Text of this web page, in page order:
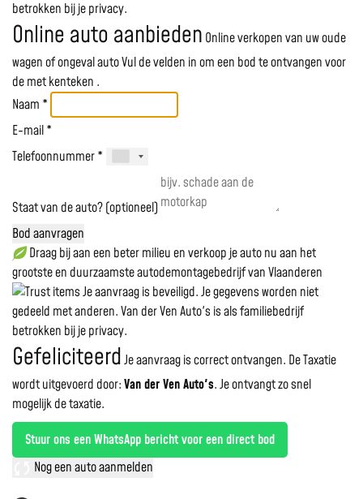
betrokken bij je privacy.
Online auto aanbieden Online verkopen van uw oude
wagen of ongeval autoVul de velden in om een bod te ontvangen voor
demet kenteken .
Naam *
E-mail *
Telefoonnummer *
Staat van de auto? (optioneel)
Bod aanvragen
Draag bij aan een beter milieu en verkoop je auto nu aan het
grootste en duurzaamste autodemontagebedrijf van Vlaanderen
Je aanvraag is beveiligd. Je gegevens worden niet
gedeeld met anderen. Van der Ven Auto's is als familiebedrijf
betrokken bij je privacy.
GefeliciteerdJe aanvraag is correct ontvangen. De Taxatie
wordt uitgevoerd door:Van der Ven Auto's.Je ontvangt zo snel
mogelijk de taxatie.
Stuur ons een WhatsApp bericht voor een direct bod
Nog een auto aanmelden